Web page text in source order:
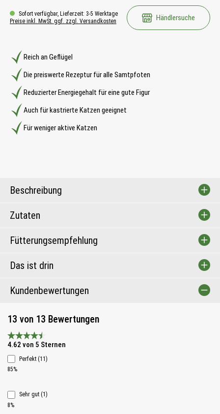
Reich an Geflügel
Die preiswerte Rezeptur für alle Samtpfoten
Reduzierter Energiegehalt für eine gute Figur
Auch für kastrierte Katzen geeignet
Für weniger aktive Katzen
Sofort verfügbar, Lieferzeit: 3-5 Werktage
Preise inkl. MwSt. ggf. zzgl. Versandkosten
Händlersuche
Beschreibung
Zutaten
Fütterungsempfehlung
Das ist drin
Kundenbewertungen
13 von 13 Bewertungen
Durchschnittliche Bewertung 4.6 von 5 Sternen
4.62 von 5 Sternen
Perfekt (11)
85%
Sehr gut (1)
8%